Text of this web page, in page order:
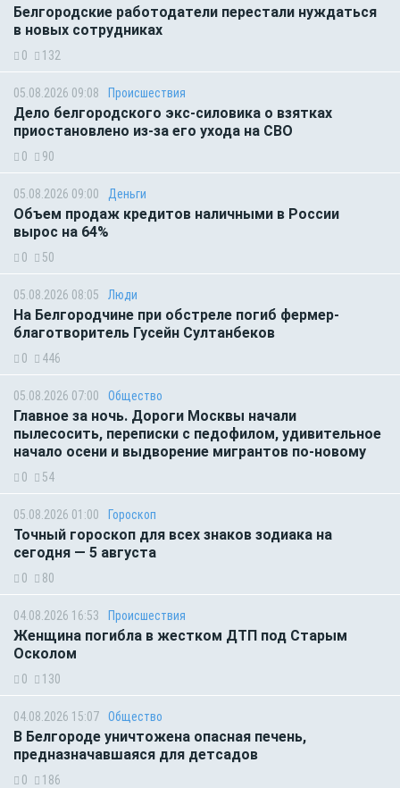
Белгородские работодатели перестали нуждаться
в новых сотрудниках
0 132
05.08.2026 09:08 Происшествия
Дело белгородского экс-силовика о взятках
приостановлено из-за его ухода на СВО
0 90
05.08.2026 09:00 Деньги
Объем продаж кредитов наличными в России
вырос на 64%
0 50
05.08.2026 08:05 Люди
На Белгородчине при обстреле погиб фермер-
благотворитель Гусейн Султанбеков
0 446
05.08.2026 07:00 Общество
Главное за ночь. Дороги Москвы начали
пылесосить, переписки с педофилом, удивительное
начало осени и выдворение мигрантов по-новому
0 54
05.08.2026 01:00 Гороскоп
Точный гороскоп для всех знаков зодиака на
сегодня — 5 августа
0 80
04.08.2026 16:53 Происшествия
Женщина погибла в жестком ДТП под Старым
Осколом
0 130
04.08.2026 15:07 Общество
В Белгороде уничтожена опасная печень,
предназначавшаяся для детсадов
0 186